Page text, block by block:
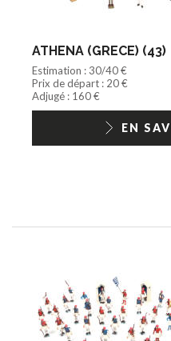
ATHENA (GRECE) (43)
Estimation : 30/40 €
Prix de départ : 20 €
Adjugé : 160 €
EN